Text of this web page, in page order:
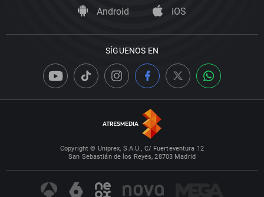
Android iOS
SÍGUENOS EN
Copyright © Uniprex, S.A.U., C/ Fuerteventura 12
San Sebastián de los Reyes, 28703 Madrid